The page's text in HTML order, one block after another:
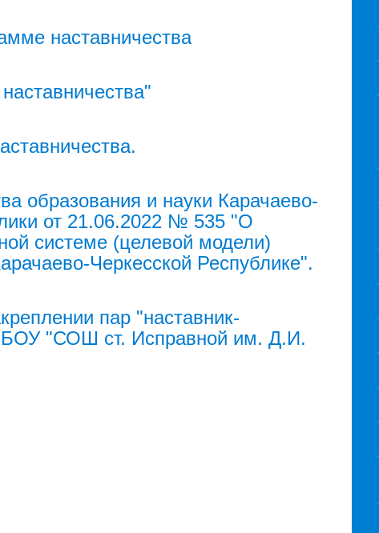
наставничества
образования и науки Карачаево-
от 21.06.2022 № 535 "О
системе (целевой модели)
Черкесской Республике".
пар "наставник-
"СОШ ст. Исправной им. Д.И.